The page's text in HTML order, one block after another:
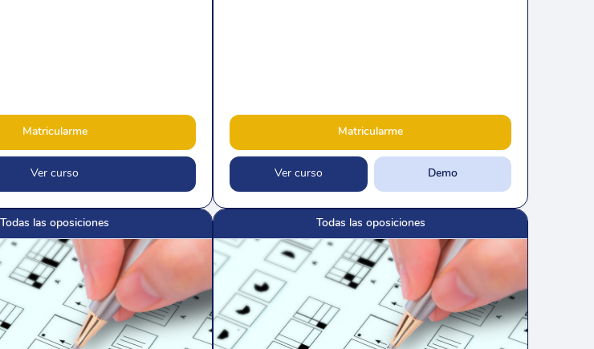
Matricularme
Ver curso
Matricularme
Ver curso Demo
Todas las oposiciones Todas las oposiciones